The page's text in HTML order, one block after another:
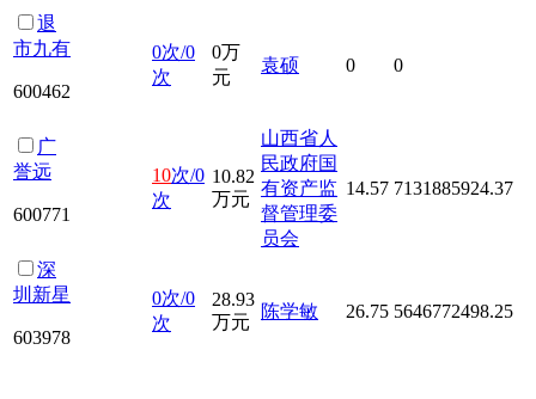
退
市九有
600462
0次/0
次
0万
元
袁硕 0 0
广
誉远
600771
10次/0
次
10.82
万元
山西省人
民政府国
有资产监
督管理委
员会
14.57 7131885924.37
深
圳新星
603978
0次/0
次
28.93
万元
陈学敏 26.75 5646772498.25